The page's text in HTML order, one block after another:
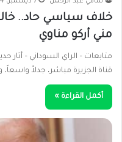
خلاف سياسي حاد..
مني أركو مناوي
متابعات – الراي السوداني – أثار
قناة الجزيرة مباشر، جدلاً واسعاً،
أكمل القراءة »